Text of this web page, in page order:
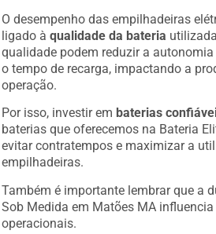
O desempenho das empilhadeiras
ligado àqualidade da bateria
qualidade podem reduzir a
o tempo de recarga, impactando a
operação.
Por isso, investir em baterias
baterias que oferecemos na Bateria
evitar contratempos e maximizar a
empilhadeiras.
Também é importante lembrar que a
Sob Medida em Matões MA
operacionais.